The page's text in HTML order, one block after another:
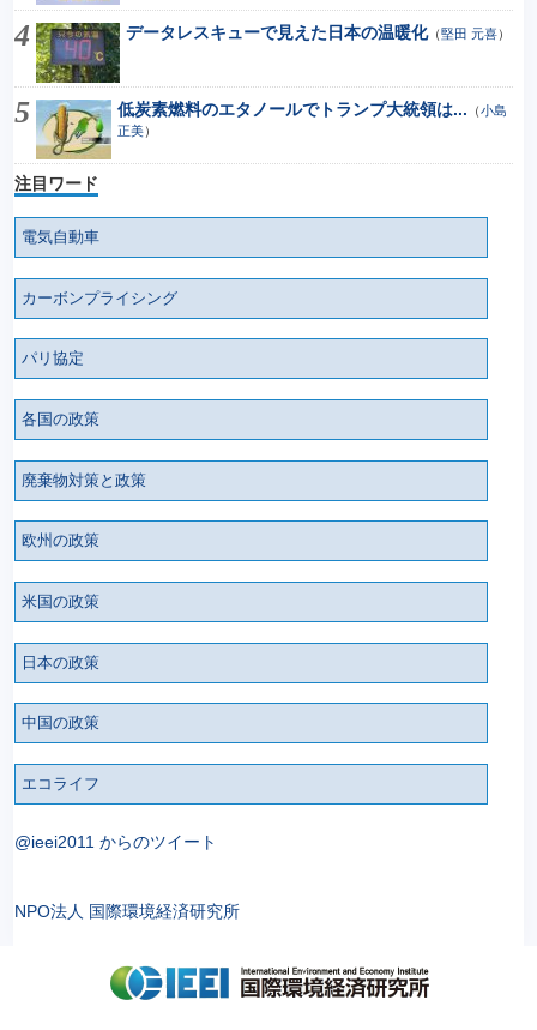
データレスキューで見えた日本の温暖化（堅田 元喜）
低炭素燃料のエタノールでトランプ大統領は... （小島
正美）
注目ワード
電気自動車
カーボンプライシング
パリ協定
各国の政策
廃棄物対策と政策
欧州の政策
米国の政策
日本の政策
中国の政策
エコライフ
@ieei2011 からのツイート
NPO法人 国際環境経済研究所